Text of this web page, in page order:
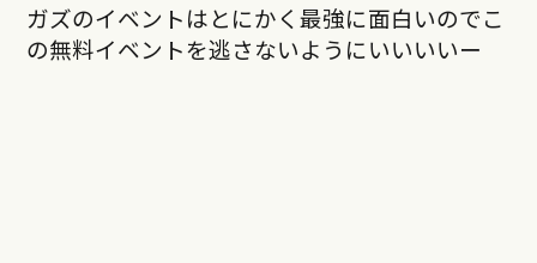
ガズのイベントはとにかく最強に面白いのでこ
の無料イベントを逃さないようにいいいいー